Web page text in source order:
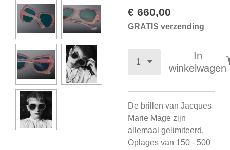
€ 660,00
GRATIS verzending
In
winkelwagen
De brillen van Jacques
Marie Mage zijn
allemaal gelimiteerd.
Oplages van 150 - 500